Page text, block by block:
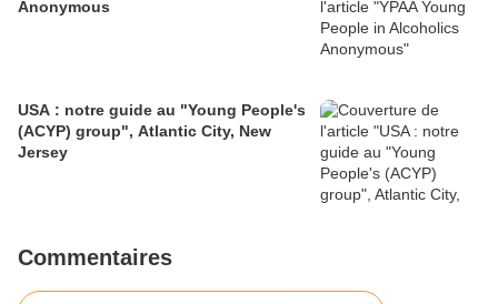
Anonymous
USA : notre guide au "Young People's
(ACYP) group", Atlantic City, New
Jersey
Commentaires